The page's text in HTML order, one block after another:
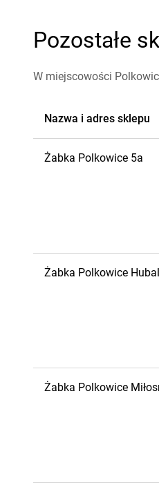
Pozostałe
W miejscowości
Nazwa i adres sklepu
Żabka Polkowice 5a
Żabka Polkowice
Żabka Polkowice